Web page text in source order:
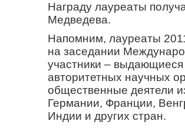
Награду лауреаты
Медведева.
Напомним, лауреаты
на заседании
участники –
авторитетных научных
общественные деятели
Германии, Франции,
Индии и других стран.